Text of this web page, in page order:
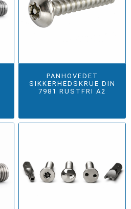
PANHOVEDET
SIKKERHEDSKRUE DIN
7981 RUSTFRI A2